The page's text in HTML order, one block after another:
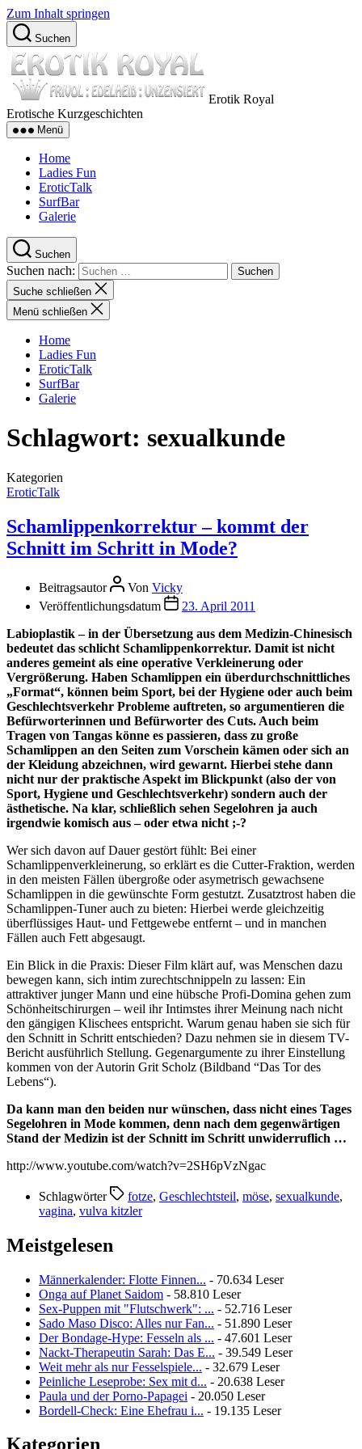
Zum Inhalt springen
Suchen
Erotik Royal
Erotische Kurzgeschichten
Menü
Home
Ladies Fun
EroticTalk
SurfBar
Galerie
Suchen
Suchen nach:
Suche schließen
Menü schließen
Home
Ladies Fun
EroticTalk
SurfBar
Galerie
Schlagwort: sexualkunde
Kategorien
EroticTalk
Schamlippenkorrektur – kommt der
Schnitt im Schritt in Mode?
Beitragsautor Von Vicky
Veröffentlichungsdatum
23. April 2011
Labioplastik – in der Übersetzung aus dem Medizin-Chinesisch
bedeutet das schlicht Schamlippenkorrektur. Damit ist nicht
anderes gemeint als eine operative Verkleinerung oder
Vergrößerung. Haben Schamlippen ein überdurchschnittliches
„Format“, können beim Sport, bei der Hygiene oder auch beim
Geschlechtsverkehr Probleme auftreten, so argumentieren die
Befürworterinnen und Befürworter des Cuts. Auch beim
Tragen von Tangas könne es passieren, dass zu große
Schamlippen an den Seiten zum Vorschein kämen oder sich an
der Kleidung abzeichnen, wird gewarnt. Hierbei stehe dann
nicht nur der praktische Aspekt im Blickpunkt (also der von
Sport, Hygiene und Geschlechtsverkehr) sondern auch der
ästhetische. Na klar, schließlich sehen Segelohren ja auch
irgendwie komisch aus – oder etwa nicht ;-?
Wer sich davon auf Dauer gestört fühlt: Bei einer
Schamlippenverkleinerung, so erklärt es die Cutter-Fraktion, werden
in den meisten Fällen übergroße oder asymetrisch gewachsene
Schamlippen in die gewünschte Form gestutzt. Zusatztrost haben die
Schamlippen-Tuner auch zu bieten: Hierbei werde gleichzeitig
überflüssiges Haut- und Fettgewebe entfernt – und in manchen
Fällen auch Fett abgesaugt.
Ein Blick in die Praxis: Dieser Film klärt auf, was Menschen dazu
bewegen kann, sich intim zurechtschnippeln zu lassen: Ein
attraktiver junger Mann und eine hübsche Profi-Domina gehen zum
Schönheitschirurgen – weil ihr Intimstes ihrer Meinung nach nicht
den gängigen Klischees entspricht. Warum genau haben sie sich für
den Schnitt in Schritt entschieden? Dazu nehmen sie in diesem TV-
Bericht ausführlich Stellung. Gegenargumente zu ihrer Einstellung
kommen von der Autorin Grit Scholz (Bildband “Das Tor des
Lebens“).
Da kann man den beiden nur wünschen, dass nicht eines Tages
Segelohren in Mode kommen, denn nach dem gegenwärtigen
Stand der Medizin ist der Schnitt im Schritt unwiderruflich …
http://www.youtube.com/watch?v=2SH6pVzNgac
Schlagwörter fotze, Geschlechtsteil, möse, sexualkunde,
vagina, vulva kitzler
Meistgelesen
Männerkalender: Flotte Finnen... - 70.634 Leser
Onga auf Planet Saidom - 58.810 Leser
Sex-Puppen mit "Flutschwerk": ... - 52.716 Leser
Sado Maso Disco: Alles nur Fan... - 51.890 Leser
Der Bondage-Hype: Fesseln als ... - 47.601 Leser
Nackt-Therapeutin Sarah: Das E... - 39.549 Leser
Weit mehr als nur Fesselspiele... - 32.679 Leser
Peinliche Leseprobe: Sex mit d... - 20.638 Leser
Paula und der Porno-Papagei - 20.050 Leser
Bordell-Check: Eine Ehefrau i... - 19.135 Leser
Kategorien